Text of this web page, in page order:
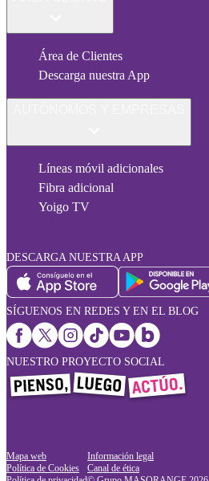
Área de Clientes
Descarga nuestra App
Líneas móvil adicionales
Fibra adicional
Yoigo TV
DESCARGA NUESTRA APP
SÍGUENOS EN REDES Y EN EL BLOG
NUESTRO PROYECTO SOCIAL
Mapa web
Política de Cookies
Información legal
Canal de ética